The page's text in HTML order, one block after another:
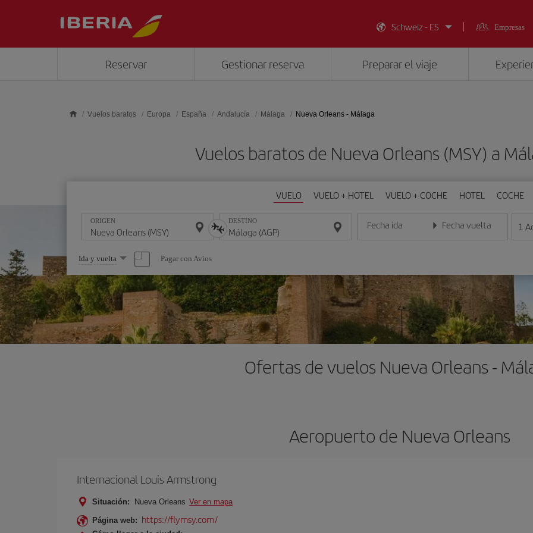
Schweiz - ES
Empresas
Reservar Gestionar reserva Preparar el viaje
Vuelos baratos Europa España Andalucía Málaga Nueva Orleans - Málaga
Vuelos baratos de Nueva Orleans (MSY) a
VUELO VUELO + HOTEL VUELO + COCHE HOTEL COCHE
ORIGEN DESTINO Fecha ida
Introduce la fecha en formato día/mes/año
Fecha vuelta
Introduce la fecha en 1
Seleccione
una
opción
Ida y vuelta Pagar con Avios
Ofertas de vuelos Nueva Orleans -
Aeropuerto de Nueva Orleans
Internacional Louis Armstrong
Situación: Nueva Orleans Ver en mapa
Página web: https://flymsy.com/